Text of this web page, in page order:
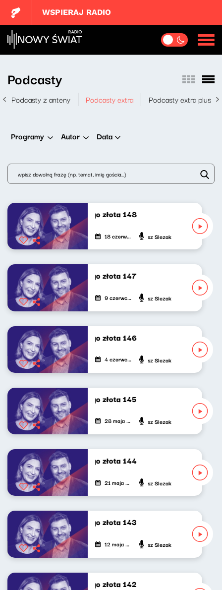
WSPIERAJ RADIO
Podcasty
Podcasty z anteny Podcasty extra Podcasty extra plus
Programy Autor Data
politycznego złota 148
18 czerwca 2025
Katarzyna Kasia, Klaudiusz Slezak
politycznego złota 147
9 czerwca 2025
Katarzyna Kasia, Klaudiusz Slezak
politycznego złota 146
4 czerwca 2025
Katarzyna Kasia, Klaudiusz Slezak
politycznego złota 145
28 maja 2025
Katarzyna Kasia, Klaudiusz Slezak
politycznego złota 144
21 maja 2025
Katarzyna Kasia, Klaudiusz Slezak
politycznego złota 143
12 maja 2025
Katarzyna Kasia, Klaudiusz Slezak
politycznego złota 142